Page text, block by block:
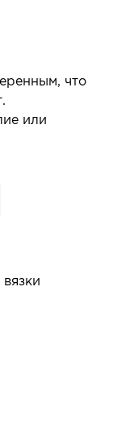
что
или
и
салон.
к примерке.
Вы